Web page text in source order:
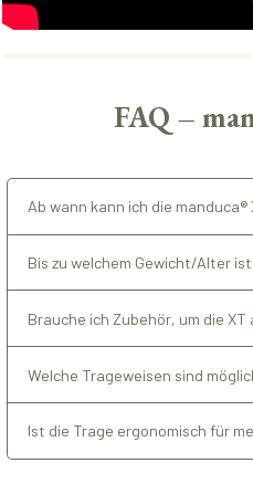
FAQ –
Ab wann kann ich die manduca®
Bis zu welchem Gewicht/Alter
Brauche ich Zubehör, um die
Welche Trageweisen sind
Ist die Trage ergonomisch für